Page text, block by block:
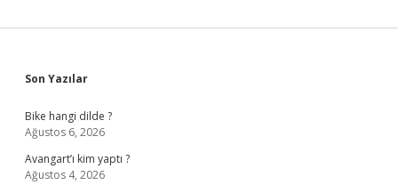
Sidebar
Son Yazılar
Bike hangi dilde ?
Ağustos 6, 2026
Avangart’ı kim yaptı ?
Ağustos 4, 2026